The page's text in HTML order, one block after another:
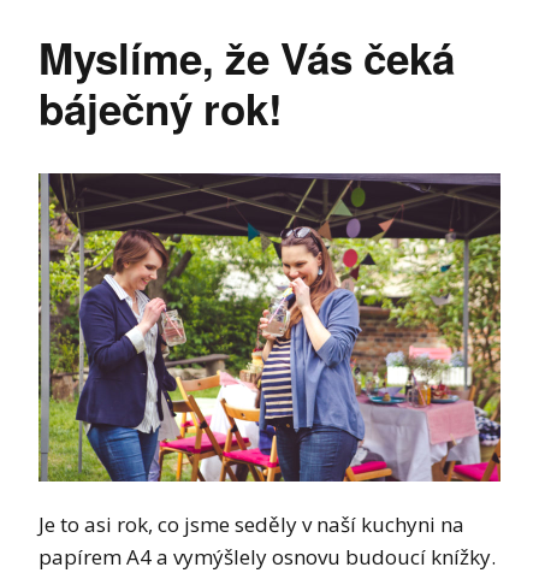
Myslíme, že Vás čeká
báječný rok!
Je to asi rok, co jsme seděly v naší kuchyni na
papírem A4 a vymýšlely osnovu budoucí knížky.